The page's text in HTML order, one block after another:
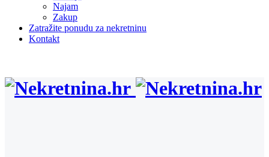
Najam
Zakup
Zatražite ponudu za nekretninu
Kontakt